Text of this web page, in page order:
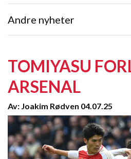
Andre nyheter
TOMIYASU
ARSENAL
Av: Joakim Rødven 04.07.25